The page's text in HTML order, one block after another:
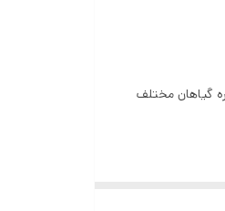
حاوی عصاره‌ گیاهان مختلف